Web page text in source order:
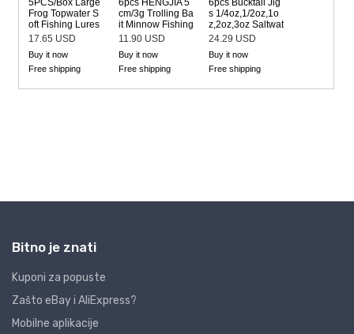
Bitno je znati
Kuponi za popuste
Zašto eBay i AliExpress?
Mobilne aplikacije